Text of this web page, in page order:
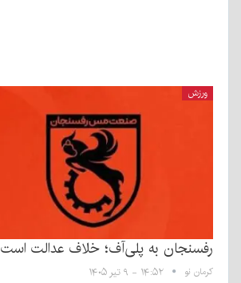
ورزش
رفسنجان به پلی‌آف؛ خلاف عدالت است
کرمان نو ۱۴:۵۲ - ۹ تیر ۱۴۰۵